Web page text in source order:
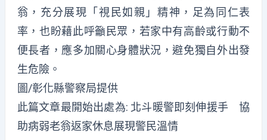
翁，充分展現「視民如親」精神，足為同仁表
率，也盼藉此呼籲民眾，若家中有高齡或行動不
便長者，應多加關心身體狀況，避免獨自外出發
生危險。
圖/彰化縣警察局提供
此篇文章最開始出處為: 北斗暖警即刻伸援手 協
助病弱老翁返家休息展現警民溫情